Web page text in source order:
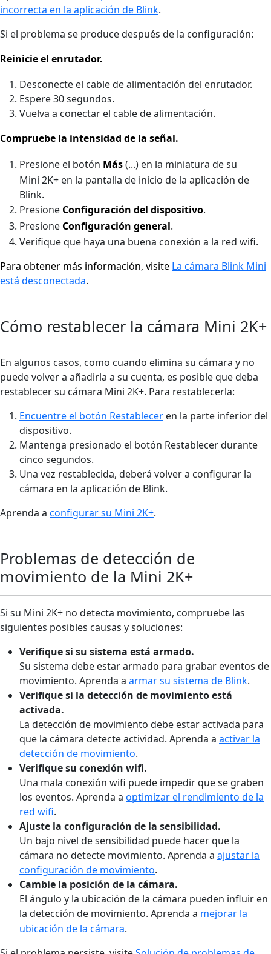
incorrecta en la aplicación de Blink.
Si el problema se produce después de la configuración:
Reinicie el enrutador.
Desconecte el cable de alimentación del enrutador.
Espere 30 segundos.
Vuelva a conectar el cable de alimentación.
Compruebe la intensidad de la señal.
Presione el botón Más(...) en la miniatura de su
Mini 2K+ en la pantalla de inicio de la aplicación de
Blink.
Presione Configuración del dispositivo.
Presione Configuración general.
Verifique que haya una buena conexión a la red wifi.
Para obtener más información, visite La cámara Blink Mini
está desconectada.
Cómo restablecer la cámara Mini 2K+
En algunos casos, como cuando elimina su cámara y no
puede volver a añadirla a su cuenta, es posible que deba
restablecer su cámara Mini 2K+. Para restablecerla:
Encuentre el botón Restablecer en la parte inferior del
dispositivo.
Mantenga presionado el botón Restablecer durante
cinco segundos.
Una vez restablecida, deberá volver a configurar la
cámara en la aplicación de Blink.
Aprenda a configurar su Mini 2K+.
Problemas de detección de
movimiento de la Mini 2K+
Si su Mini 2K+ no detecta movimiento, compruebe las
siguientes posibles causas y soluciones:
Verifique si su sistema está armado.
Su sistema debe estar armado para grabar eventos de
movimiento. Aprenda a armar su sistema de Blink.
Verifique si la detección de movimiento está
activada.
La detección de movimiento debe estar activada para
que la cámara detecte actividad. Aprenda a activar la
detección de movimiento.
Verifique su conexión wifi.
Una mala conexión wifi puede impedir que se graben
los eventos. Aprenda a optimizar el rendimiento de la
red wifi.
Ajuste la configuración de la sensibilidad.
Un bajo nivel de sensibilidad puede hacer que la
cámara no detecte movimiento. Aprenda a ajustar la
configuración de movimiento.
Cambie la posición de la cámara.
El ángulo y la ubicación de la cámara pueden influir en
la detección de movimiento. Aprenda a mejorar la
ubicación de la cámara.